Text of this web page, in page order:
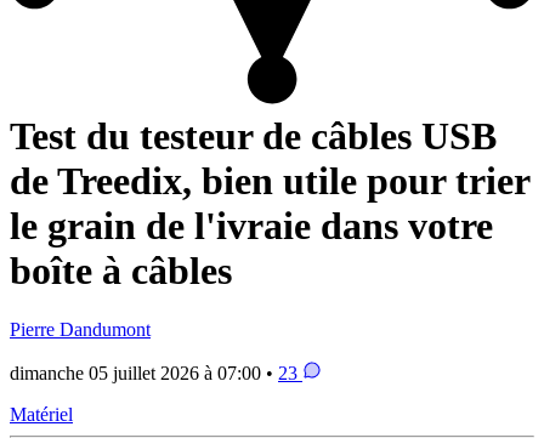
Test du testeur de câbles USB
de Treedix, bien utile pour trier
le grain de l'ivraie dans votre
boîte à câbles
Pierre Dandumont
dimanche 05 juillet 2026 à 07:00 • 23
Matériel